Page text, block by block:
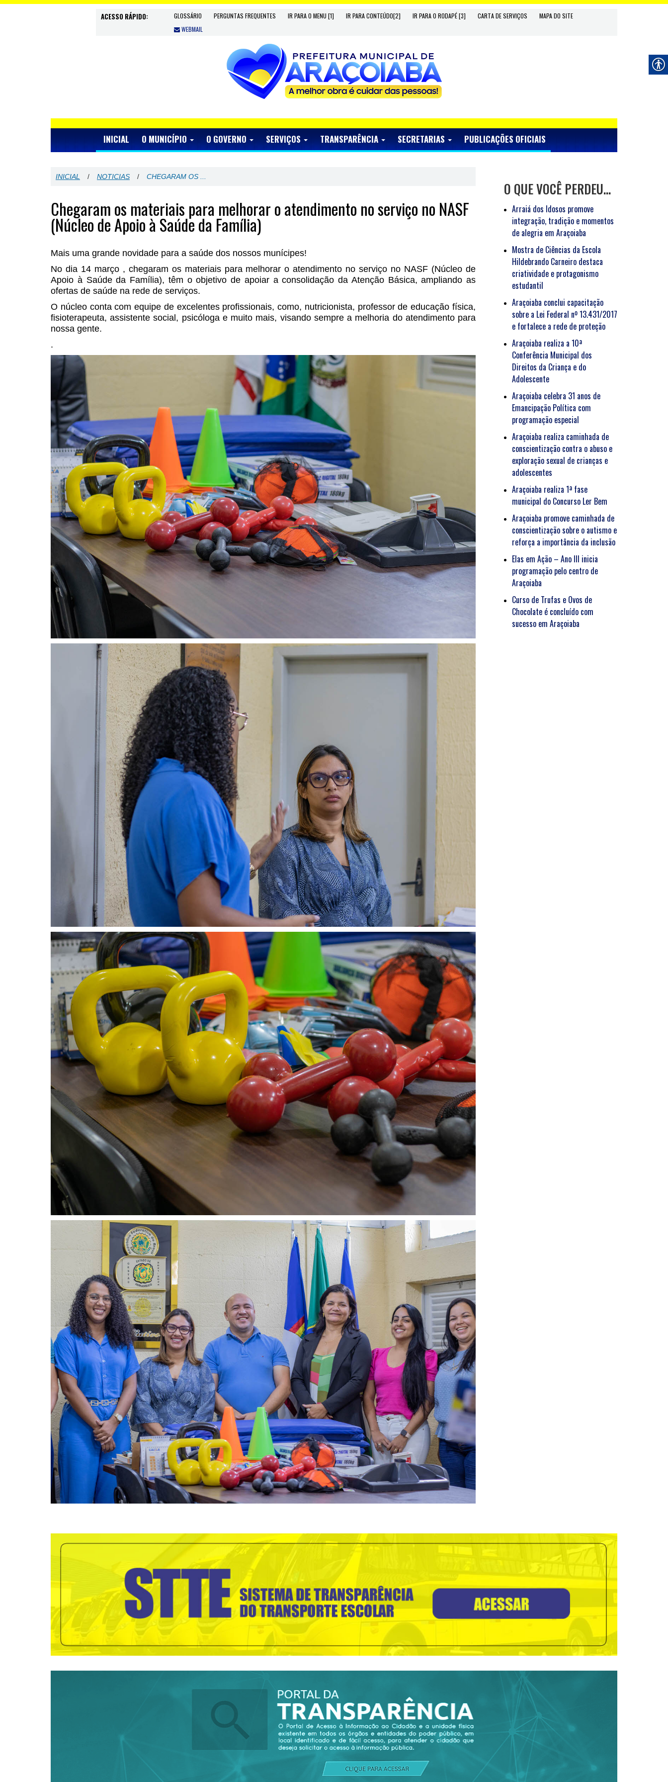
ACESSO RÁPIDO: GLOSSÁRIO PERGUNTAS FREQUENTES IR PARA O MENU [1] IR PARA CONTEÚDO[2] IR PARA O RODAPÉ [3] CARTA DE SERVIÇOS
MAPA DO SITE
WEBMAIL
INICIAL O MUNICÍPIO O GOVERNO SERVIÇOS TRANSPARÊNCIA SECRETARIAS PUBLICAÇÕES OFICIAIS
INICIAL / NOTICIAS / CHEGARAM OS ...
Chegaram os materiais para melhorar o atendimento no serviço no NASF
(Núcleo de Apoio à Saúde da Família)
Mais uma grande novidade para a saúde dos nossos munícipes!
No dia 14 março , chegaram os materiais para melhorar o atendimento no serviço no NASF (Núcleo de
Apoio à Saúde da Família), têm o objetivo de apoiar a consolidação da Atenção Básica, ampliando as
ofertas de saúde na rede de serviços.
O núcleo conta com equipe de excelentes profissionais, como, nutricionista, professor de educação física,
fisioterapeuta, assistente social, psicóloga e muito mais, visando sempre a melhoria do atendimento para
nossa gente.
.
O QUE VOCÊ PERDEU…
Arraiá dos Idosos promove
integração, tradição e momentos
de alegria em Araçoiaba
Mostra de Ciências da Escola
Hildebrando Carneiro destaca
criatividade e protagonismo
estudantil
Araçoiaba conclui capacitação
sobre a Lei Federal nº 13.431/2017
e fortalece a rede de proteção
Araçoiaba realiza a 10ª
Conferência Municipal dos
Direitos da Criança e do
Adolescente
Araçoiaba celebra 31 anos de
Emancipação Política com
programação especial
Araçoiaba realiza caminhada de
conscientização contra o abuso e
exploração sexual de crianças e
adolescentes
Araçoiaba realiza 1ª fase
municipal do Concurso Ler Bem
Araçoiaba promove caminhada de
conscientização sobre o autismo e
reforça a importância da inclusão
Elas em Ação – Ano III inicia
programação pelo centro de
Araçoiaba
Curso de Trufas e Ovos de
Chocolate é concluído com
sucesso em Araçoiaba